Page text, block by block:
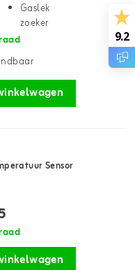
Gaslek
zoeker
Sensor
9.2